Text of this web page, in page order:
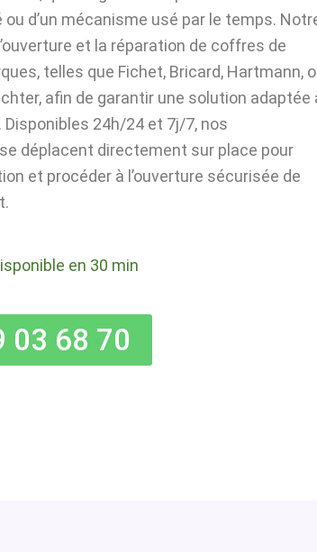
ou d’un mécanisme usé par le temps.
et la réparation de coffres de
telles que Fichet, Bricard, Hartmann,
afin de garantir une solution adaptée
Disponibles 24h/24 et 7j/7, nos
déplacent directement sur place pour
et procéder à l’ouverture sécurisée de
en 30 min
03 68 70